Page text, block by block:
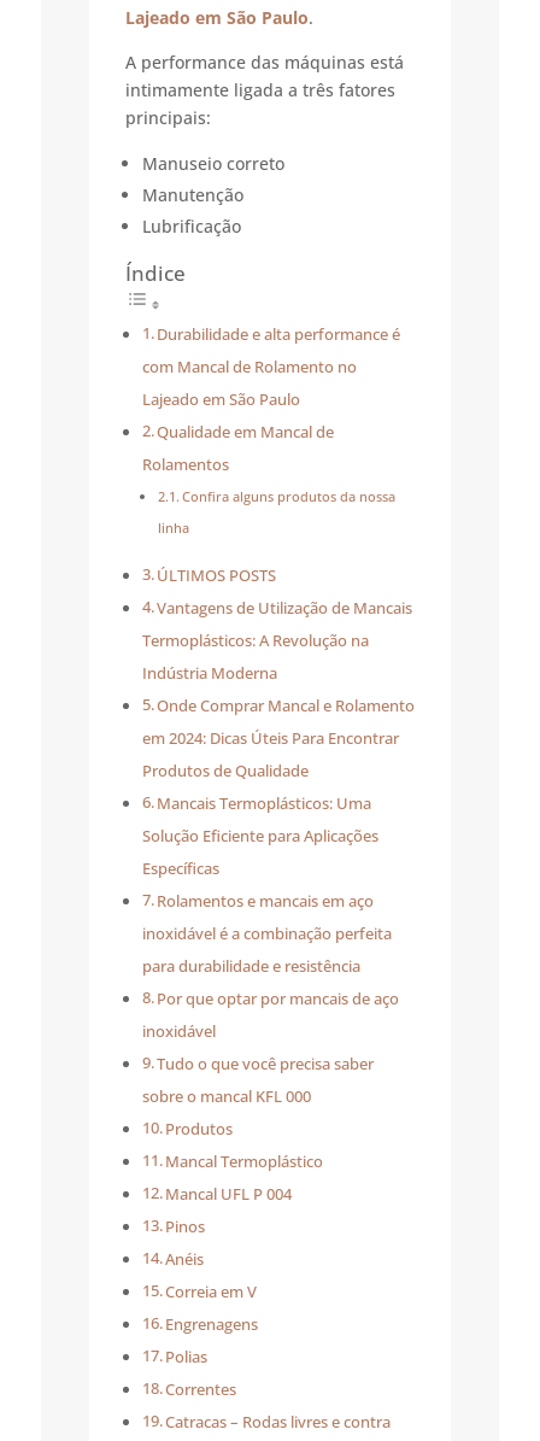
Lajeado em São Paulo.
A performance das máquinas está
intimamente ligada a três fatores
principais:
Manuseio correto
Manutenção
Lubrificação
Índice
Durabilidade e alta performance é
com Mancal de Rolamento no
Lajeado em São Paulo
Qualidade em Mancal de
Rolamentos
Confira alguns produtos da nossa
linha
ÚLTIMOS POSTS
Vantagens de Utilização de Mancais
Termoplásticos: A Revolução na
Indústria Moderna
Onde Comprar Mancal e Rolamento
em 2024: Dicas Úteis Para Encontrar
Produtos de Qualidade
Mancais Termoplásticos: Uma
Solução Eficiente para Aplicações
Específicas
Rolamentos e mancais em aço
inoxidável é a combinação perfeita
para durabilidade e resistência
Por que optar por mancais de aço
inoxidável
Tudo o que você precisa saber
sobre o mancal KFL 000
Produtos
Mancal Termoplástico
Mancal UFL P 004
Pinos
Anéis
Correia em V
Engrenagens
Polias
Correntes
Catracas – Rodas livres e contra